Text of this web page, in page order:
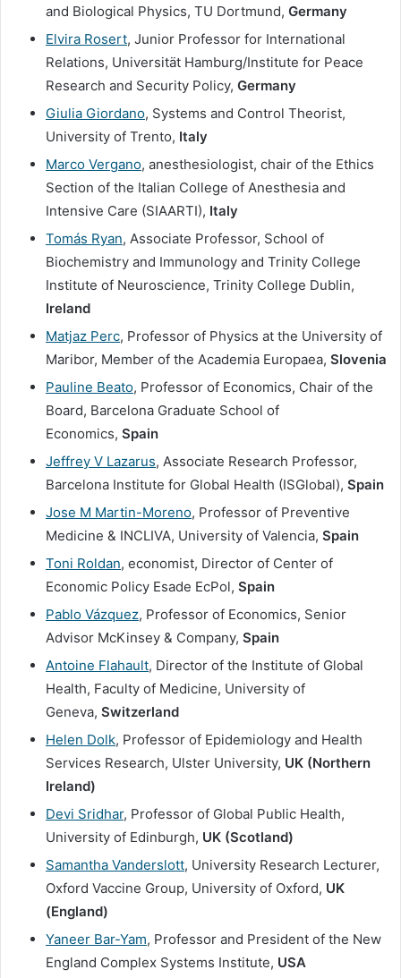
and Biological Physics, TU Dortmund, Germany
Elvira Rosert, Junior Professor for International
Relations, Universität Hamburg/Institute for Peace
Research and Security Policy, Germany
Giulia Giordano, Systems and Control Theorist,
University of Trento, Italy
Marco Vergano, anesthesiologist, chair of the Ethics
Section of the Italian College of Anesthesia and
Intensive Care (SIAARTI), Italy
Tomás Ryan, Associate Professor, School of
Biochemistry and Immunology and Trinity College
Institute of Neuroscience, Trinity College Dublin,
Ireland
Matjaz Perc, Professor of Physics at the University of
Maribor, Member of the Academia Europaea, Slovenia
Pauline Beato, Professor of Economics, Chair of the
Board, Barcelona Graduate School of
Economics, Spain
Jeffrey V Lazarus, Associate Research Professor,
Barcelona Institute for Global Health (ISGlobal), Spain
Jose M Martin-Moreno, Professor of Preventive
Medicine & INCLIVA, University of Valencia, Spain
Toni Roldan, economist, Director of Center of
Economic Policy Esade EcPol, Spain
Pablo Vázquez, Professor of Economics, Senior
Advisor McKinsey & Company, Spain
Antoine Flahault, Director of the Institute of Global
Health, Faculty of Medicine, University of
Geneva, Switzerland
Helen Dolk, Professor of Epidemiology and Health
Services Research, Ulster University, UK (Northern
Ireland)
Devi Sridhar, Professor of Global Public Health,
University of Edinburgh, UK (Scotland)
Samantha Vanderslott, University Research Lecturer,
Oxford Vaccine Group, University of Oxford, UK
(England)
Yaneer Bar-Yam, Professor and President of the N​ew
England Complex Systems Institute, USA